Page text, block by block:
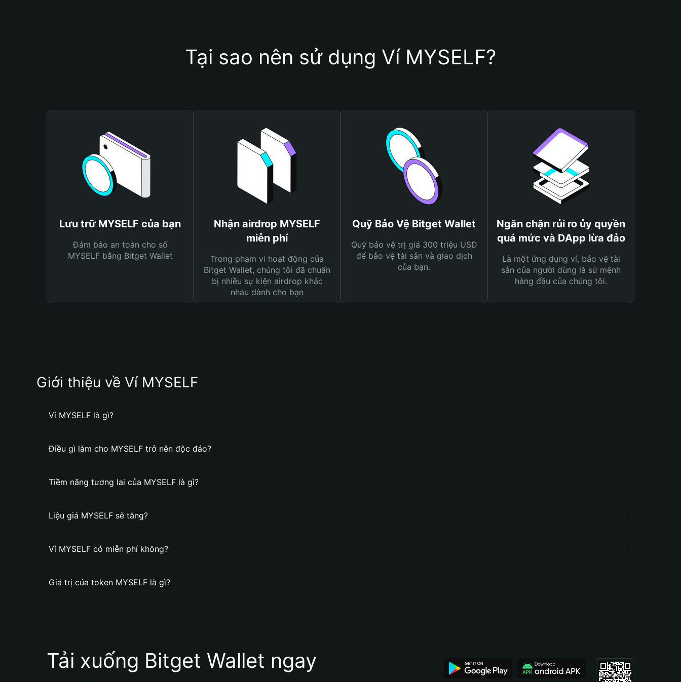
Tại sao nên sử dụng Ví MYSELF?
Lưu trữ MYSELF của bạn
Đảm bảo an toàn cho số
MYSELF bằng Bitget Wallet
Nhận airdrop MYSELF
miễn phí
Trong phạm vi hoạt động của
Bitget Wallet, chúng tôi đã chuẩn
bị nhiều sự kiện airdrop khác
nhau dành cho bạn
Quỹ Bảo Vệ Bitget Wallet
Quỹ bảo vệ trị giá 300 triệu USD
để bảo vệ tài sản và giao dịch
của bạn.
Ngăn chặn rủi ro ủy quyền
quá mức và DApp lừa đảo
Là một ứng dụng ví, bảo vệ tài
sản của người dùng là sứ mệnh
hàng đầu của chúng tôi.
Giới thiệu về Ví MYSELF
Ví MYSELF là gì?
Điều gì làm cho MYSELF trở nên độc đáo?
Tiềm năng tương lai của MYSELF là gì?
Liệu giá MYSELF sẽ tăng?
Ví MYSELF có miễn phí không?
Giá trị của token MYSELF là gì?
Tải xuống Bitget Wallet ngay